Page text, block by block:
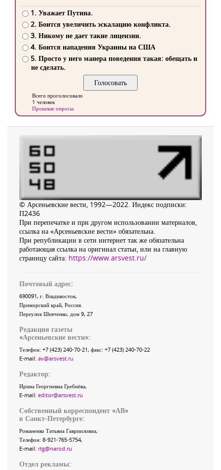
1. Уважает Путина.
2. Боится увеличить эскалацию конфликта.
3. Никому не дает такие лицензии.
4. Боится нападения Украины на США
5. Просто у него манера поведения такая: обещать и
не сделать.
Всего проголосовало
1 человек
Прошлые опросы
© Арсеньевские вести, 1992—2022. Индекс подписки:
П2436
При перепечатке и при другом использовании материалов,
ссылка на «Арсеньевские вести» обязательна.
При републикации в сети интернет так же обязательна
работающая ссылка на оригинал статьи, или на главную
страницу сайта: https://www.arsvest.ru/
Почтовый адрес:
690091, г. Владивосток,
Приморский край, Россия
Переулок Шевченко, дом 9, 27
Редакция газеты
«Арсеньевские вести»:
Телефон: +7 (423) 240-70-21, факс: +7 (423) 240-70-22
E-mail: av@arsvest.ru
Редактор:
Ирина Георгиевна Гребнёва,
E-mail: editor@arsvest.ru
Собственный корреспондент «АВ»
в Санкт-Петербурге:
Романенко Татьяна Гаврииловна,
Телефон: 8-921-765-5754,
E-mail: rtg@narod.ru
Отдел рекламы: